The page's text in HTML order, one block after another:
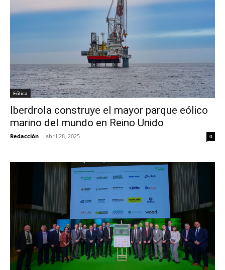
Eólica
Iberdrola construye el mayor parque eólico
marino del mundo en Reino Unido
Redacción - abril 28, 2025 0